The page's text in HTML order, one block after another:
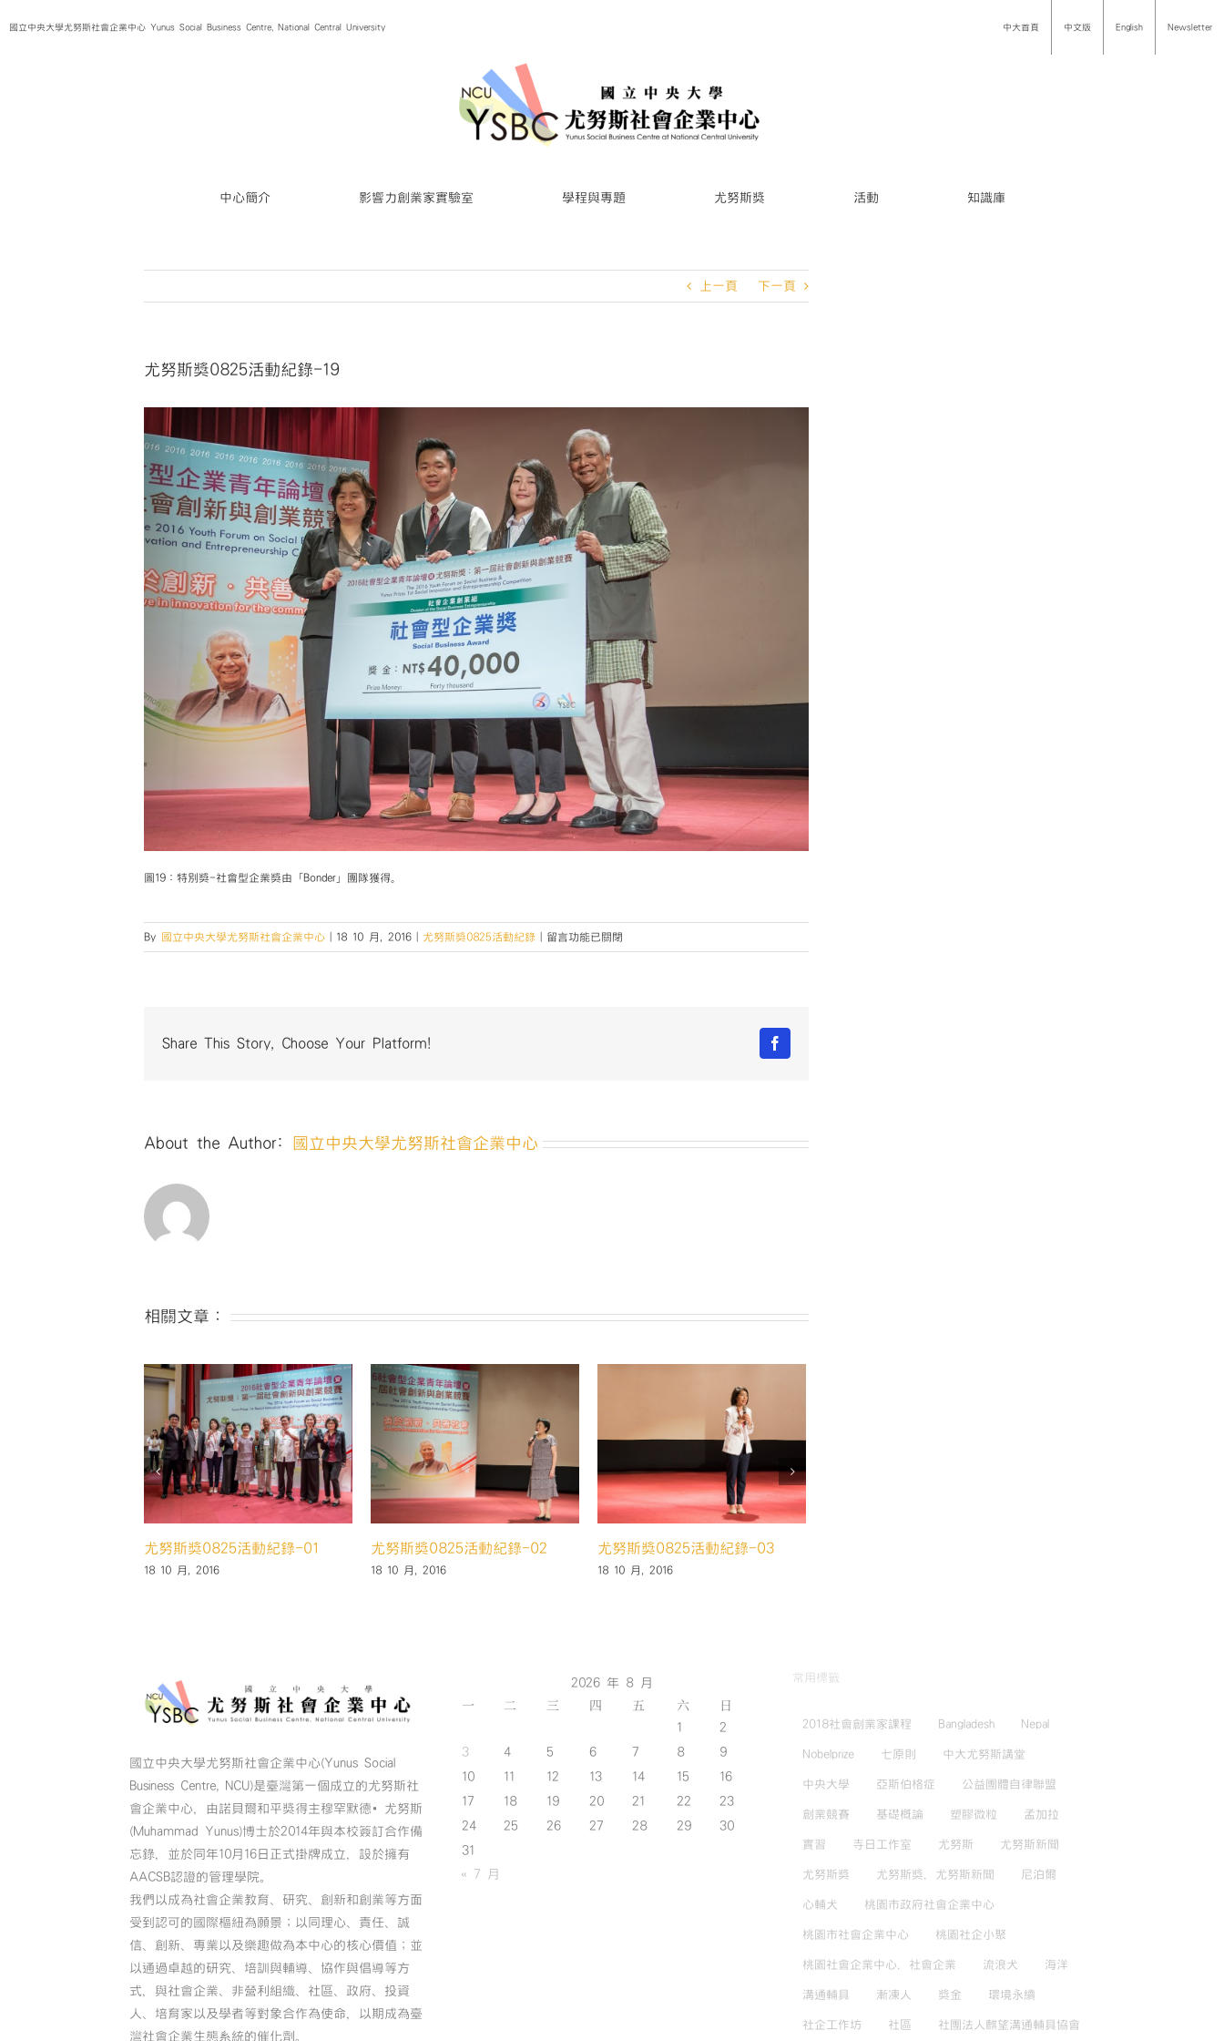
to國立中央大學尤努斯社會企業中心 Yunus Social Business Centre, National Central University 中大首頁 中文版 English Newsletter
中心簡介 影響力創業家實驗室 學程與專題 尤努斯獎 活動 知識庫
上一頁 下一頁
尤努斯獎0825活動紀錄-19
圖19：特別獎-社會型企業獎由「Bonder」團隊獲得。
By 國立中央大學尤努斯社會企業中心 18 10 月, 2016 尤努斯獎0825活動紀錄
在
〈尤
留言功能已關閉
Share This Story, Choose Your Platform! Facebook
About the Author: 國立中央大學尤努斯社會企業中心
相關文章：
尤努斯獎0825活動紀錄-03
18 10 月, 2016
尤努斯獎0825活動紀錄-04
18 10 月, 2016
尤努斯獎0825活動紀錄-05
18 10 月, 2016
國立中央大學尤努斯社會企業中心(Yunus Social
Business Centre, NCU)是臺灣第一個成立的尤努斯社
會企業中心，由諾貝爾和平獎得主穆罕默德•尤努斯
(Muhammad Yunus)博士於2014年與本校簽訂合作備
忘錄，並於同年10月16日正式掛牌成立，設於擁有
AACSB認證的管理學院。
我們以成為社會企業教育、研究、創新和創業等方面
受到認可的國際樞紐為願景；以同理心、責任、誠
信、創新、專業以及樂趣做為本中心的核心價值；並
以通過卓越的研究、培訓與輔導、協作與倡導等方
式，與社會企業、非營利組織、社區、政府、投資
人、培育家以及學者等對象合作為使命，以期成為臺
灣社會企業生態系統的催化劑。
2026 年 8 月
一 二 三 四 五 六 日
1
2
3
4 5 6 7 8
9
10
11 12 13 14 15
16
17
18 19 20 21 22
23
24
25 26 27 28 29
30
31
« 7 月
常用標籤
2018社會創業家課程 Bangladesh Nepal
Nobelprize 七原則 中大尤努斯講堂
中央大學 亞斯伯格症 公益團體自律聯盟
創業競賽 基礎概論 塑膠微粒 孟加拉
實習 寺日工作室 尤努斯 尤努斯新聞
尤努斯獎 尤努斯獎，尤努斯新聞 尼泊爾
心輔犬 桃園市政府社會企業中心
桃園市社會企業中心 桃園社企小聚
桃園社會企業中心，社會企業 流浪犬 海洋
溝通輔具 漸凍人 獎金 環境永續
社企工作坊 社區 社團法人麒望溝通輔具協會